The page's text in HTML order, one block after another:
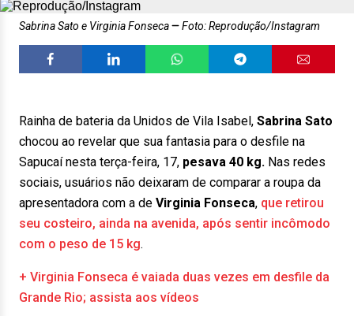
Sabrina Sato e Virginia Fonseca Foto: Reprodução/Instagram
Rainha de bateria da Unidos de Vila Isabel, Sabrina Sato
chocou ao revelar que sua fantasia para o desfile na
Sapucaí nesta terça-feira, 17, pesava 40 kg. Nas redes
sociais, usuários não deixaram de comparar a roupa da
apresentadora com a de Virginia Fonseca, que retirou
seu costeiro, ainda na avenida, após sentir incômodo
com o peso de 15 kg.
+ Virginia Fonseca é vaiada duas vezes em desfile da
Grande Rio; assista aos vídeos